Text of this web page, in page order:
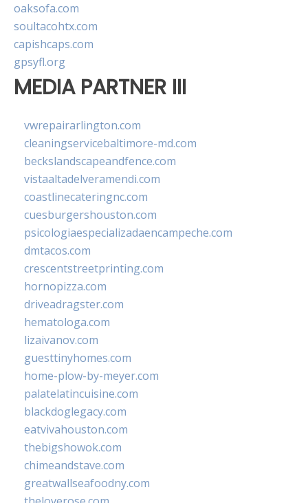
oaksofa.com
soultacohtx.com
capishcaps.com
gpsyfl.org
MEDIA PARTNER III
vwrepairarlington.com
cleaningservicebaltimore-md.com
beckslandscapeandfence.com
vistaaltadelveramendi.com
coastlinecateringnc.com
cuesburgershouston.com
psicologiaespecializadaencampeche.com
dmtacos.com
crescentstreetprinting.com
hornopizza.com
driveadragster.com
hematologa.com
lizaivanov.com
guesttinyhomes.com
home-plow-by-meyer.com
palatelatincuisine.com
blackdoglegacy.com
eatvivahouston.com
thebigshowok.com
chimeandstave.com
greatwallseafoodny.com